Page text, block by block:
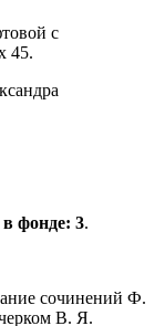
с
45.
в фонде: 3.
сочинений Ф.
В. Я.